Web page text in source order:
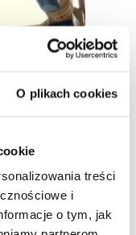
O plikach cookies
treści
i
o tym, jak